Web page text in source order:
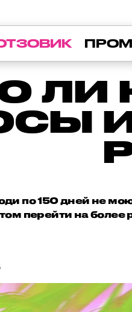
ЛИ
по 150 дней не
перейти на более